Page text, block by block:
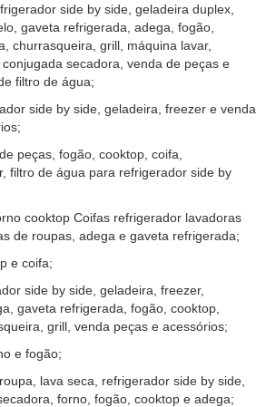
side by side, geladeira duplex,
gaveta refrigerada, adega, fogão,
churrasqueira, grill, máquina lavar,
secadora, venda de peças e
filtro de água;
side by side, geladeira, freezer e venda
peças, fogão, cooktop, coifa,
filtro de água para refrigerador side by
cooktop Coifas refrigerador lavadoras
de roupas, adega e gaveta refrigerada;
e coifa;
side by side, geladeira, freezer,
gaveta refrigerada, fogão, cooktop,
grill, venda peças e acessórios;
e fogão;
lava seca, refrigerador side by side,
forno, fogão, cooktop e adega;